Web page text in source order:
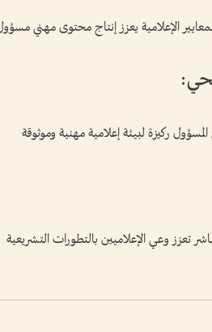
الإعلامية يعزز إنتاج محتوى مهني
ركيزة لبيئة إعلامية مهنية وموثوقة
تعزز وعي الإعلاميين بالتطورات التشريعية